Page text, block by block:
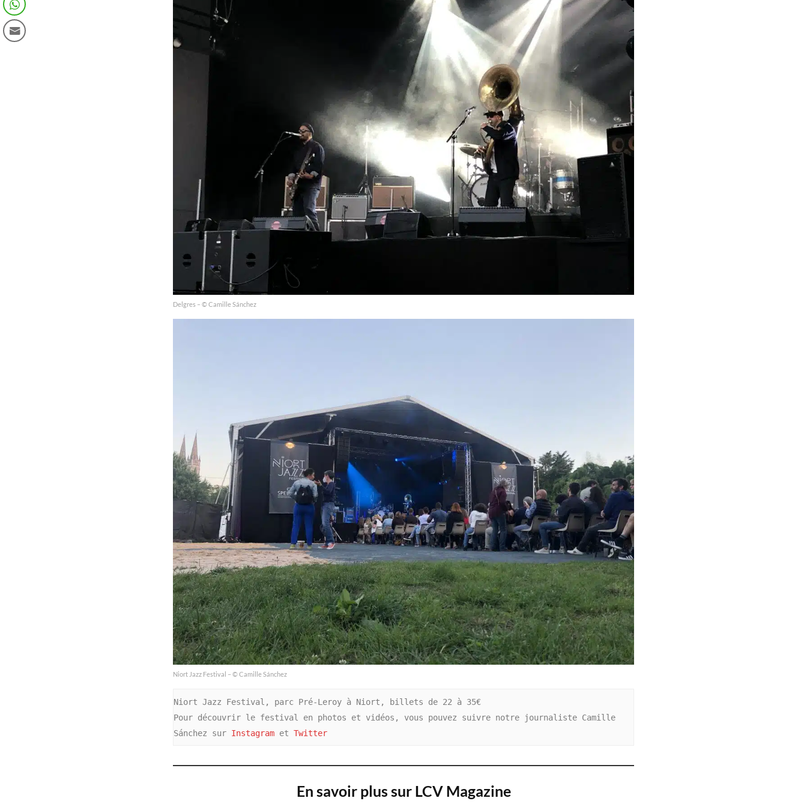
Delgres – © Camille Sánchez
Niort Jazz Festival – © Camille Sánchez
Niort Jazz Festival, parc Pré-Leroy à Niort, billets de 22 à 35€
Pour découvrir le festival en photos et vidéos, vous pouvez suivre notre journaliste Camille
Sánchez sur Instagram et Twitter
En savoir plus sur LCV Magazine